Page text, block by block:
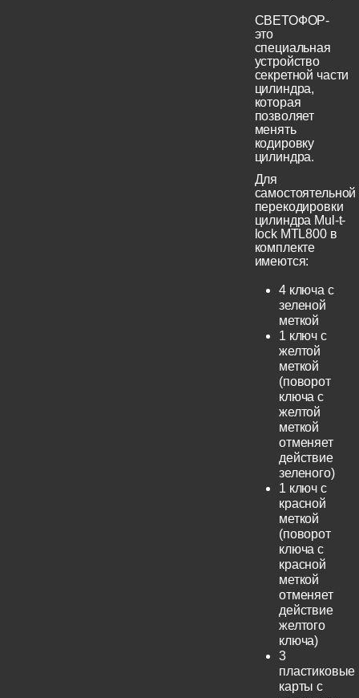
СВЕТОФОР-
это
специальная
устройство
секретной части
цилиндра,
которая
позволяет
менять
кодировку
цилиндра.
Для
самостоятельной
перекодировки
цилиндра Mul-t-
lock MTL800 в
комплекте
имеются:
4 ключа с
зеленой
меткой
1 ключ с
желтой
меткой
(поворот
ключа с
желтой
меткой
отменяет
действие
зеленого)
1 ключ с
красной
меткой
(поворот
ключа с
красной
меткой
отменяет
действие
желтого
ключа)
3
пластиковые
карты с